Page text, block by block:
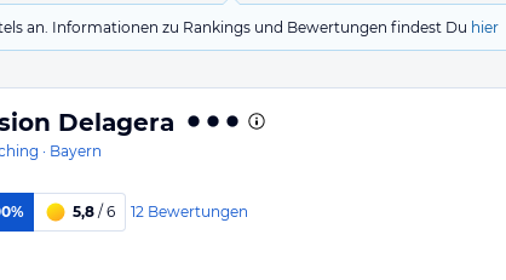
an. Informationen zu Rankings und Bewertungen findest Du hier
Delagera
· Bayern
5,8 / 6 12 Bewertungen